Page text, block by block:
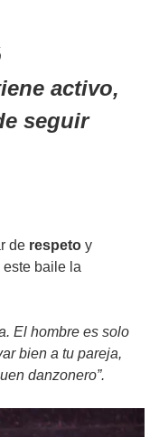
activo,
seguir
de respeto y
baile la
El hombre es solo
bien a tu pareja,
danzonero”.